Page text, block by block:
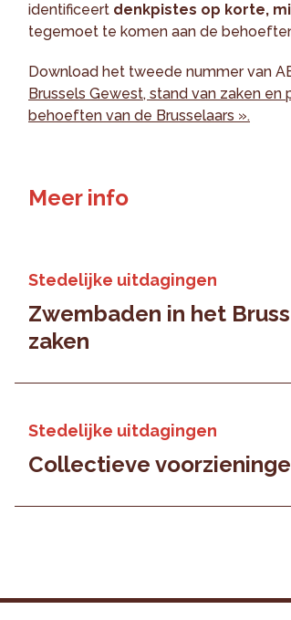
identificeert denkpistes op korte,
tegemoet te komen aan de
Download het tweede nummer van
Brussels Gewest, stand van zaken
behoeften van de Brusselaars ».
Meer info
Stedelijke uitdagingen
Zwembaden in het
zaken
Stedelijke uitdagingen
Collectieve